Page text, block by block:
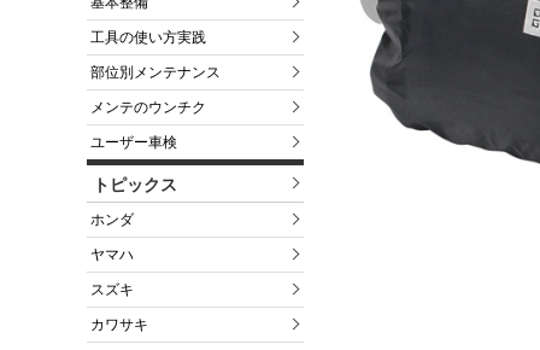
工具の使い方実践
部位別メンテナンス
メンテのウンチク
ユーザー車検
トピックス
ホンダ
ヤマハ
スズキ
カワサキ